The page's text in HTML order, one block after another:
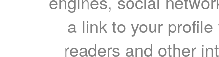
a link to your
readers and other